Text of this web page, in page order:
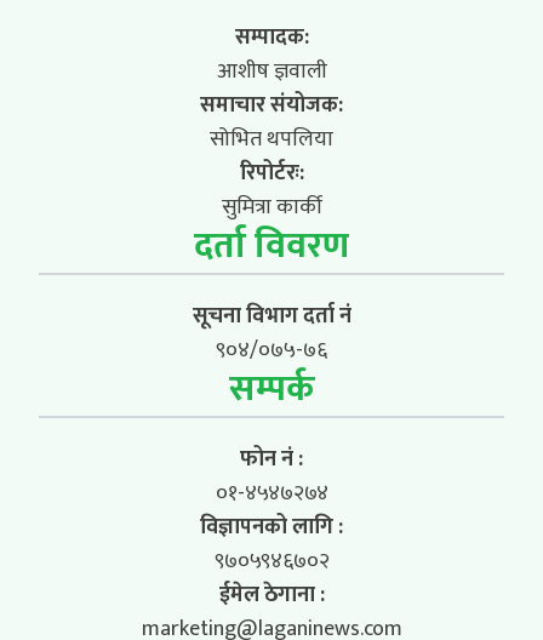
सम्पादक:
आशीष ज्ञवाली
समाचार संयोजक:
सोभित थपलिया
रिपोर्टरः:
सुमित्रा कार्की
दर्ता विवरण
सूचना विभाग दर्ता नं
९०४/०७५-७६
सम्पर्क
फोन नं :
०१-४५४७२७४
विज्ञापनको लागि :
९७०५९४६७०२
ईमेल ठेगाना :
marketing@laganinews.com